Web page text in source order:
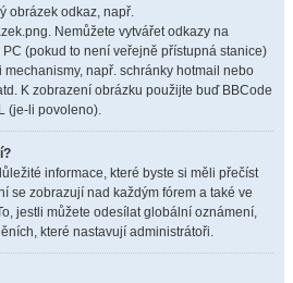
obrázek odkaz, např.
Nemůžete vytvářet odkazy na
(pokud to není veřejně přístupná stanice)
např. schránky hotmail nebo
K zobrazení obrázku použijte buď BBCode
(je-li povoleno).
informace, které byste si měli přečíst
se zobrazují nad každým fórem a také ve
jestli můžete odesílat globální oznámení,
které nastavují administrátoři.